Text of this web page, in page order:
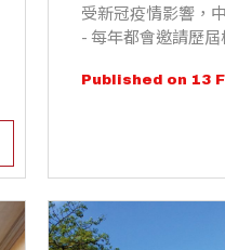
受新冠疫情影響，
- 每年都會邀請歷
好不容易今年疫情
Published on 13